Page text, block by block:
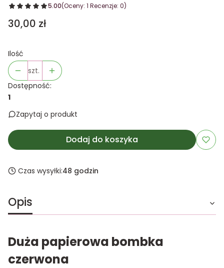
5.00(Oceny: 1 Recenzje: 0)
Cena
30,00 zł
Ilość
szt.
Dostępność:
1
Zapytaj o produkt
Dodaj do koszyka
Czas wysyłki:48 godzin
Opis
Duża papierowa bombka
czerwona